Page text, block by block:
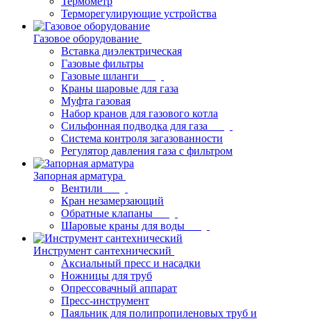
Терморегулирующие устройства
Газовое оборудование
Вставка диэлектрическая
Газовые фильтры
Газовые шланги
Краны шаровые для газа
Муфта газовая
Набор кранов для газового котла
Сильфонная подводка для газа
Система контроля загазованности
Регулятор давления газа с фильтром
Запорная арматура
Вентили
Кран незамерзающий
Обратные клапаны
Шаровые краны для воды
Инструмент сантехнический
Аксиальный пресс и насадки
Ножницы для труб
Опрессовачный аппарат
Пресс-инструмент
Паяльник для полипропиленовых труб и